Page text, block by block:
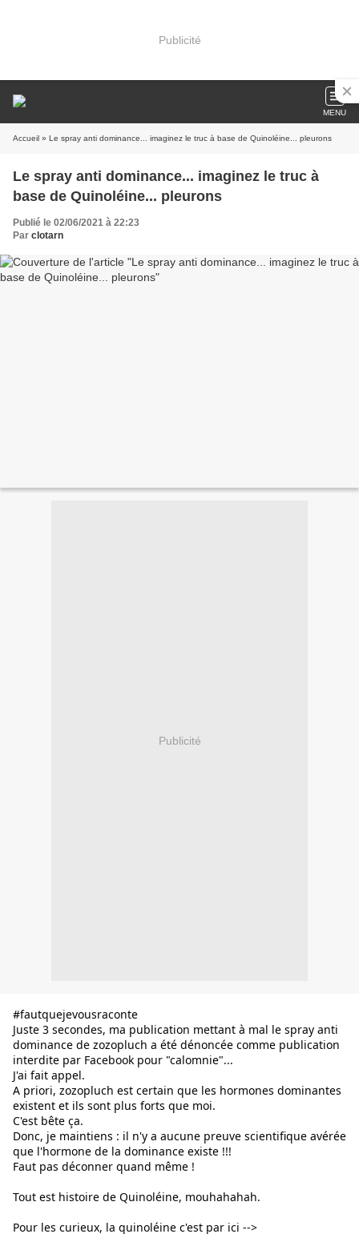
Publicité
MENU
Accueil » Le spray anti dominance... imaginez le truc à base de Quinoléine... pleurons
Le spray anti dominance... imaginez le truc à
base de Quinoléine... pleurons
Publié le 02/06/2021 à 22:23
Par clotarn
Publicité
#fautquejevousraconte
Juste 3 secondes, ma publication mettant à mal le spray anti
dominance de zozopluch a été dénoncée comme publication
interdite par Facebook pour "calomnie"...
J'ai fait appel.
A priori, zozopluch est certain que les hormones dominantes
existent et ils sont plus forts que moi.
C'est bête ça.
Donc, je maintiens : il n'y a aucune preuve scientifique avérée
que l'hormone de la dominance existe !!!
Faut pas déconner quand même !
Tout est histoire de Quinoléine, mouhahahah.